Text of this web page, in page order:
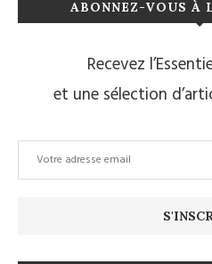
ABONNEZ-VOUS À
Recevez
et une sélection